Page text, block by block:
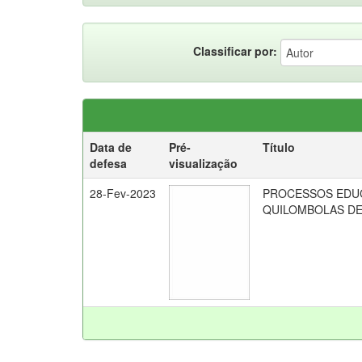
Classificar por:
Data de
defesa
Pré-
visualização
Título
28-Fev-2023
PROCESSOS
QUILOMBOLAS